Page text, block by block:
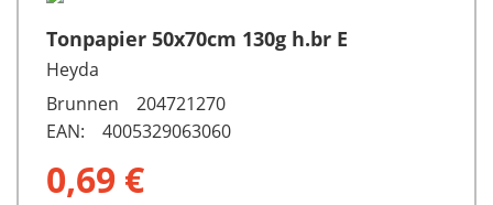
Tonpapier 50x70cm 130g h.br E
Heyda
Brunnen 204721270
EAN: 4005329063060
0,69 €